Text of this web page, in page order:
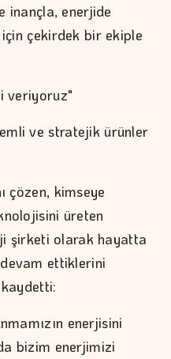
inançla, enerjide
için çekirdek bir ekiple
veriyoruz"
ve stratejik ürünler
çözen, kimseye
üreten
şirketi olarak hayatta
ettiklerini
enerjisini
bizim enerjimizi